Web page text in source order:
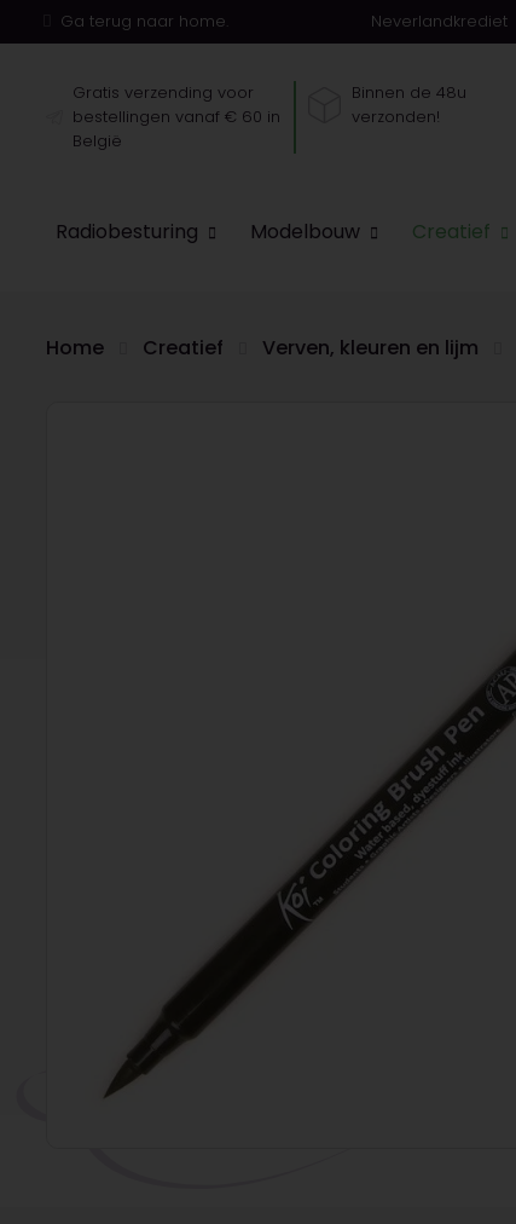
Ga terug naar home. Neverlandkrediet
Gratis verzending voor
bestellingen vanaf € 60 in
België
Binnen de 48u
verzonden!
Radiobesturing Modelbouw Creatief
Home Creatief Verven, kleuren en lijm